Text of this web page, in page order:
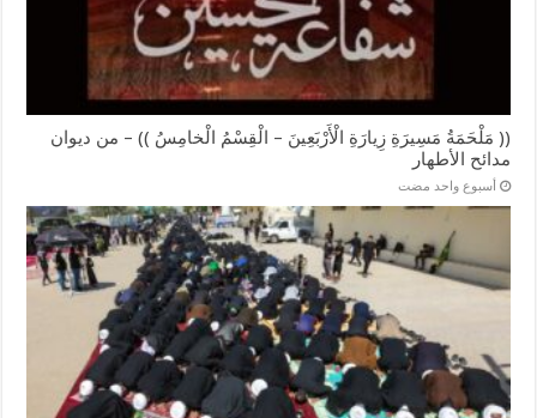
(( مَلْحَمَةُ مَسِيرَةِ زِيارَةِ الْأَرْبَعِينَ – الْقِسْمُ الْخامِسُ )) – من ديوان
مدائح الأطهار
‏أسبوع واحد مضت